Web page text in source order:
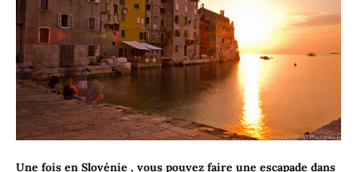
pendant
votre
Une fois en Slovénie , vous pouvez faire une escapade dans